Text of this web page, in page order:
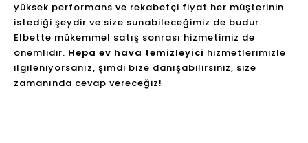
yüksek performans ve rekabetçi fiyat her müşterinin
istediği şeydir ve size sunabileceğimiz de budur.
Elbette mükemmel satış sonrası hizmetimiz de
önemlidir. Hepa ev hava temizleyici hizmetlerimizle
ilgileniyorsanız, şimdi bize danışabilirsiniz, size
zamanında cevap vereceğiz!